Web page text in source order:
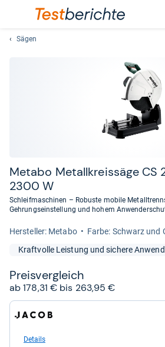
Sägen
Metabo Metall­kreis­säge CS
2300 W
Schleifmaschinen – Robuste mobile
Gehrungseinstellung und hohem
Her­stel­ler: Metabo
Farbe: Schwarz und
Kraftvolle Leistung und sichere
Preis­ver­gleich
ab 178,31 € bis 263,95 €
zum
Shop:
Jacob
Details